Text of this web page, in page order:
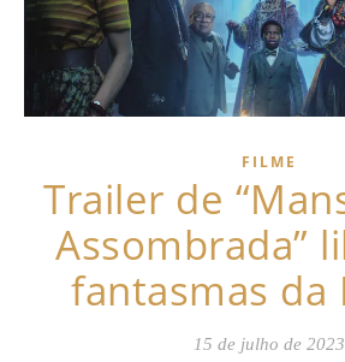
FILME
Trailer de
Assombrada”
fantasmas da
15 de julho de 2023